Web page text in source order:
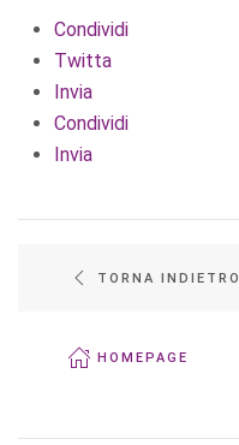
Condividi
Twitta
Invia
Condividi
Invia
TORNA INDIETRO
HOMEPAGE